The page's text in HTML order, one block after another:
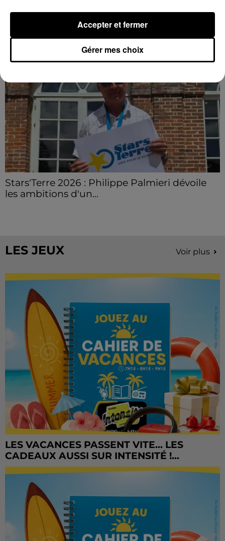
LE GRAND FORMAT
Stars'Terre 2026 : Philippe Palmieri dévoile
les ambitions d'un...
LES JEUX Voir plus
LES VACANCES PASSENT VITE... LES
CADEAUX AUSSI SUR INTENSITÉ !...
Gérer mes choix
Accepter et fermer